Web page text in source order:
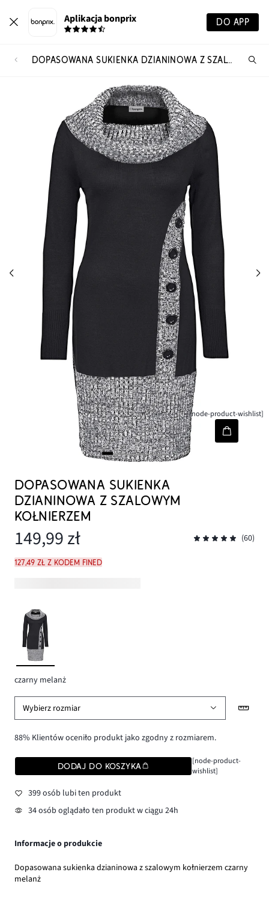
Aplikacja bonprix DO APP
DOPASOWANA SUKIENKA DZIANINOWA Z SZALOWYM KOŁNIERZEM
[node-product-wishlist]
DOPASOWANA SUKIENKA
DZIANINOWA Z SZALOWYM
KOŁNIERZEM
149,99 zł (60)
127,49 zł z kodem FINED
czarny melanż
Wybierz rozmiar
88% Klientów oceniło produkt jako zgodny z rozmiarem.
DODAJ DO KOSZYKA
[node-product-
wishlist]
399 osób lubi ten produkt
34 osób oglądało ten produkt w ciągu 24h
Informacje o produkcie
Dopasowana sukienka dzianinowa z szalowym kołnierzem czarny
melanż